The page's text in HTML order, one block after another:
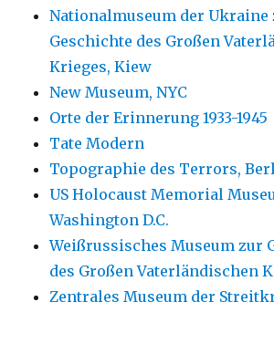
Nationalmuseum der Ukraine
Geschichte des Großen
Krieges, Kiew
New Museum, NYC
Orte der Erinnerung 1933-1945
Tate Modern
Topographie des Terrors,
US Holocaust Memorial
Washington D.C.
Weißrussisches Museum zur
des Großen Vaterländischen
Zentrales Museum der